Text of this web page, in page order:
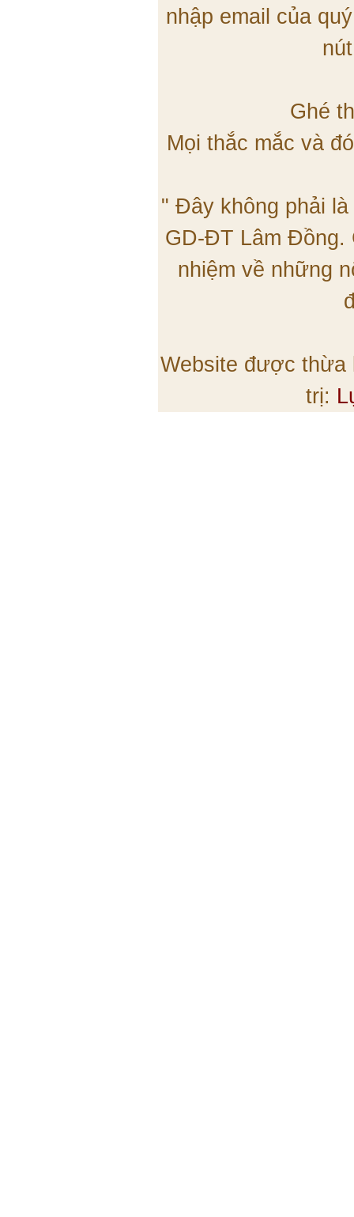
nhập email của
Ghé
Mọi thắc mắc và
" Đây không phải
GD-ĐT Lâm Đồng.
nhiệm về những
Website được
trị: